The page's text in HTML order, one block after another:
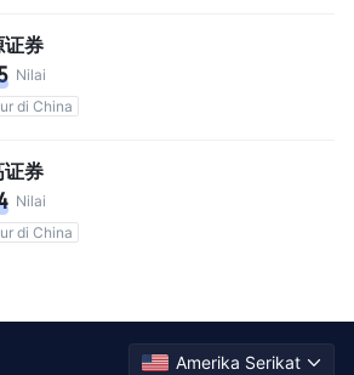
证券
Nilai
di China
证券
Nilai
di China
Amerika Serikat